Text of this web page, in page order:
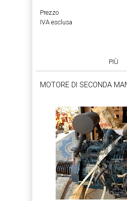
Prezzo
IVA esclusa
PIÙ
MOTORE DI SECONDA